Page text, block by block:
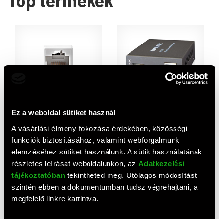
Ez a weboldal sütiket használ
A vásárlási élmény fokozása érdekében, közösségi
funkciók biztosításához, valamint webforgalmunk
elemzéséhez sütiket használunk. A sütik használatának
részletes leírását weboldalunkon, az Adatkezelési
tájékoztatóban tekintheted meg. Utólagos módosítást
szintén ebben a dokumentumban tudsz végrehajtani, a
megfelelő linkre kattintva.
(RJ45, egyenes, nikkelezett,
fehér)
420 HUF
konverter
7 610 HUF